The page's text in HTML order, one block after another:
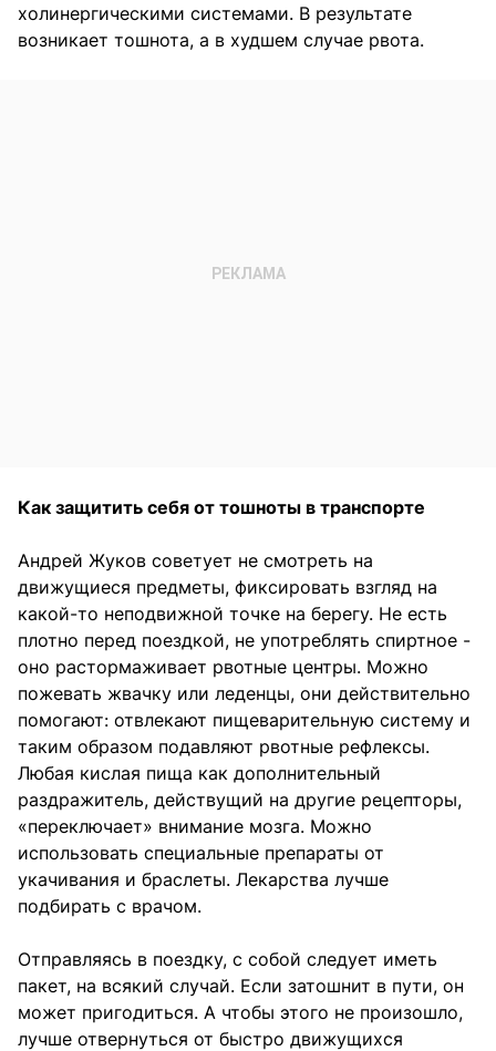
холинергическими системами. В результате
возникает тошнота, а в худшем случае рвота.
Как защитить себя от тошноты в транспорте
Андрей Жуков советует не смотреть на
движущиеся предметы, фиксировать взгляд на
какой-то неподвижной точке на берегу. Не есть
плотно перед поездкой, не употреблять спиртное -
оно растормаживает рвотные центры. Можно
пожевать жвачку или леденцы, они действительно
помогают: отвлекают пищеварительную систему и
таким образом подавляют рвотные рефлексы.
Любая кислая пища как дополнительный
раздражитель, действущий на другие рецепторы,
«переключает» внимание мозга. Можно
использовать специальные препараты от
укачивания и браслеты. Лекарства лучше
подбирать с врачом.
Отправляясь в поездку, с собой следует иметь
пакет, на всякий случай. Если затошнит в пути, он
может пригодиться. А чтобы этого не произошло,
лучше отвернуться от быстро движущихся